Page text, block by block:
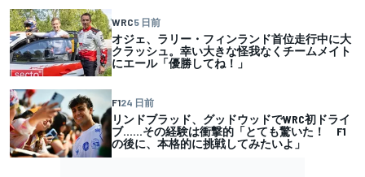
WRC5 日前
オジェ、ラリー・フィンランド首位走行中に大
クラッシュ。幸い大きな怪我なくチームメイト
にエール「優勝してね！」
F124 日前
リンドブラッド、グッドウッドでWRC初ドライ
ブ……その経験は衝撃的「とても驚いた！ F1
の後に、本格的に挑戦してみたいよ」